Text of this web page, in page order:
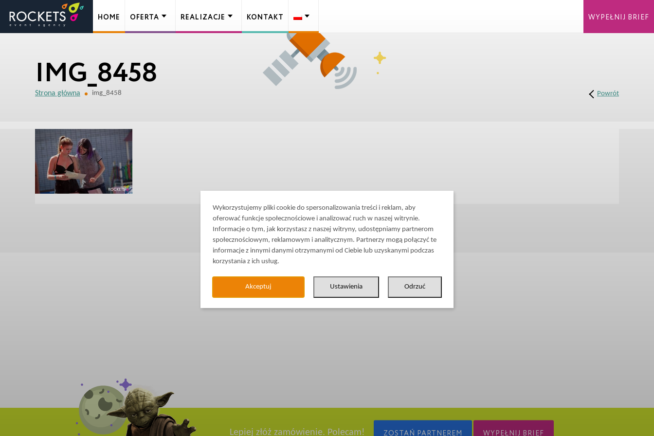
IMG_8458
Strona główna img_8458 Powrót
Lepiej złóż zamówienie. Polecam! ZOSTAŃ PARTNEREM WYPEŁNIJ BRIEF
HOME OFERTA REALIZACJE KONTAKT WYPEŁNIJ BRIEF
Wykorzystujemy pliki cookie do spersonalizowania treści i reklam, aby
oferować funkcje społecznościowe i analizować ruch w naszej witrynie.
Informacje o tym, jak korzystasz z naszej witryny, udostępniamy partnerom
społecznościowym, reklamowym i analitycznym. Partnerzy mogą połączyć te
informacje z innymi danymi otrzymanymi od Ciebie lub uzyskanymi podczas
korzystania z ich usług.
Akceptuj Ustawienia Odrzuć